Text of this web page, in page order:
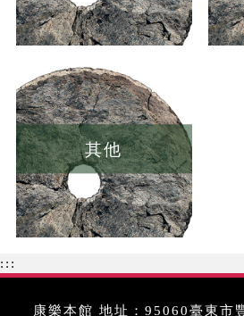
其他
:::
康樂本館 地址：95060臺東市